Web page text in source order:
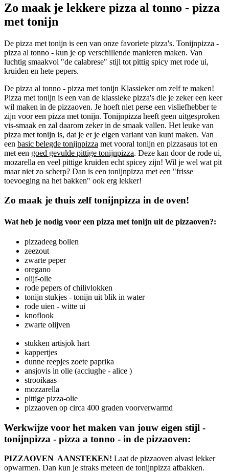
Zo maak je lekkere pizza al tonno - pizza
met tonijn
De pizza met tonijn is een van onze favoriete pizza's. Tonijnpizza -
pizza al tonno - kun je op verschillende manieren maken. Van
luchtig smaakvol "de calabrese" stijl tot pittig spicy met rode ui,
kruiden en hete pepers.
De pizza al tonno - pizza met tonijn Klassieker om zelf te maken!
Pizza met tonijn is een van de klassieke pizza's die je zeker een keer
wil maken in de pizzaoven. Je hoeft niet perse een visliefhebber te
zijn voor een pizza met tonijn. Tonijnpizza heeft geen uitgesproken
vis-smaak en zal daarom zeker in de smaak vallen. Het leuke van
pizza met tonijn is, dat je er je eigen variant van kunt maken. Van
een basic belegde tonijnpizza met vooral tonijn en pizzasaus tot en
met een goed gevulde pittige tonijnpizza. Deze kan door de rode ui,
mozarella en veel pittige kruiden echt spicey zijn! Wil je wel wat pit
maar niet zo scherp? Dan is een tonijnpizza met een "frisse
toevoeging na het bakken" ook erg lekker!
Zo maak je thuis zelf tonijnpizza in de oven!
Wat heb je nodig voor een pizza met tonijn uit de pizzaoven?:
pizzadeeg bollen
zeezout
zwarte peper
oregano
olijf-olie
rode pepers of chilivlokken
tonijn stukjes - tonijn uit blik in water
rode uien - witte ui
knoflook
zwarte olijven
stukken artisjok hart
kappertjes
dunne reepjes zoete paprika
ansjovis in olie (acciughe - alice )
strooikaas
mozzarella
pittige pizza-olie
pizzaoven op circa 400 graden voorverwarmd
Werkwijze voor het maken van jouw eigen stijl -
tonijnpizza - pizza a tonno - in de pizzaoven:
PIZZAOVEN AANSTEKEN! Laat de pizzaoven alvast lekker
opwarmen. Dan kun je straks meteen de tonijnpizza afbakken.